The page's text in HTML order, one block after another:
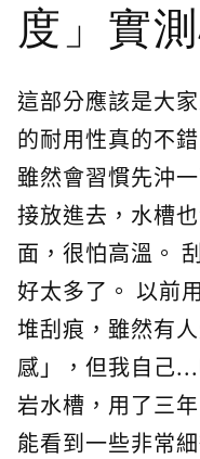
度」實
這部分應該是大
的耐用性真的不
雖然會習慣先沖
接放進去，水槽
面，很怕高溫。
好太多了。 以前
堆刮痕，雖然有
感」，但我自己
岩水槽，用了三
能看到一些非常